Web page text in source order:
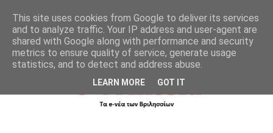
This site uses cookies from Google to deliver its services
and to analyze traffic. Your IP address and user-agent are
shared with Google along with performance and security
metrics to ensure quality of service, generate usage
statistics, and to detect and address abuse.
LEARN MORE GOT IT